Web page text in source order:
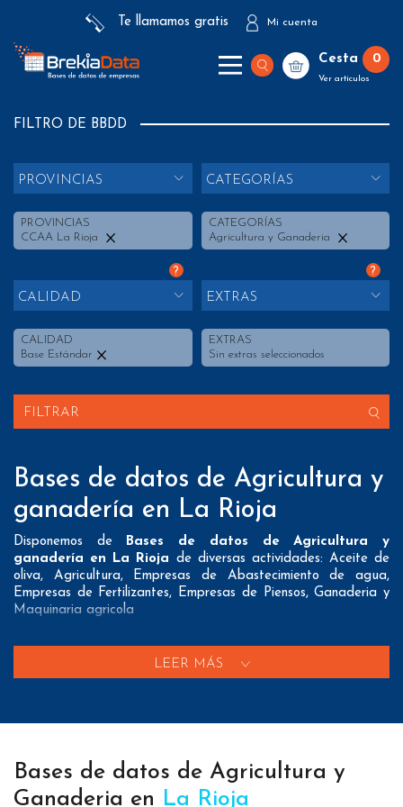
Te llamamos gratis Mi cuenta
Cesta 0
Ver artículos
FILTRO DE BBDD
PROVINCIAS
PROVINCIAS
CCAA La Rioja
CATEGORÍAS
CATEGORÍAS
Agricultura y Ganaderia
?
CALIDAD
CALIDAD
Base Estándar
?
EXTRAS
EXTRAS
Sin extras seleccionados
FILTRAR
Bases de datos de Agricultura y
ganadería en La Rioja
Disponemos de Bases de datos de Agricultura y
ganadería en La Rioja de diversas actividades: Aceite de
oliva, Agricultura, Empresas de Abastecimiento de agua,
Empresas de Fertilizantes, Empresas de Piensos, Ganaderia y
Maquinaria agricola
contacto que pueden resultar interesantes a nuestros clientes:
necesarios incluyendo dirección, localidad, provincia y código
máxima eficacia.
A nivel de teléfonos
nuestros/as Bases de datos de agrícolas
LEER MÁS
Bases de datos de Agricultura y
Ganaderia en La Rioja